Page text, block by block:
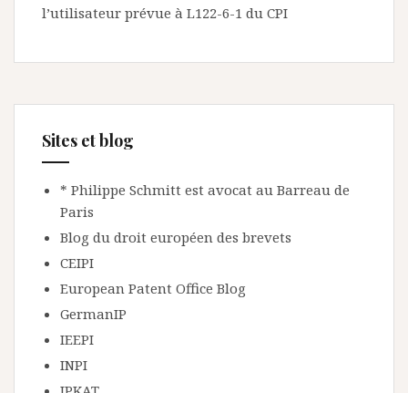
l’utilisateur prévue à L122-6-1 du CPI
Sites et blog
* Philippe Schmitt est avocat au Barreau de
Paris
Blog du droit européen des brevets
CEIPI
European Patent Office Blog
GermanIP
IEEPI
INPI